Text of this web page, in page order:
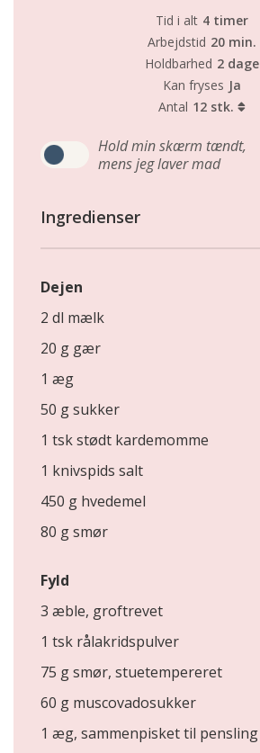
Tid i alt 4 timer
Arbejdstid 20 min.
Holdbarhed 2 dage
Kan fryses Ja
Antal 12 stk.
Hold min skærm tændt,
mens jeg laver mad
Ingredienser
Dejen
2 dl mælk
20 g gær
1 æg
50 g sukker
1 tsk stødt kardemomme
1 knivspids salt
450 g hvedemel
80 g smør
Fyld
3 æble, groftrevet
1 tsk rålakridspulver
75 g smør, stuetempereret
60 g muscovadosukker
1 æg, sammenpisket til pensling